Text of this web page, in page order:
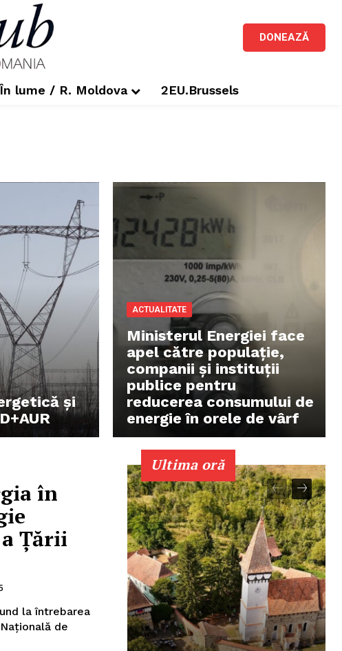
DONEAZĂ
În lume / R. Moldova 2EU.Brussels
și
ACTUALITATE
Ministerul Energiei face
apel către populație,
companii și instituții
publice pentru
reducerea consumului de
energie în orele de vârf
în
Țării
la întrebarea
de
Ultima oră